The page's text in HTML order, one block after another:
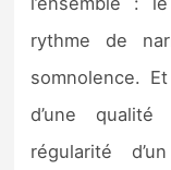
rythme de
somnolence.
d’une
régularité